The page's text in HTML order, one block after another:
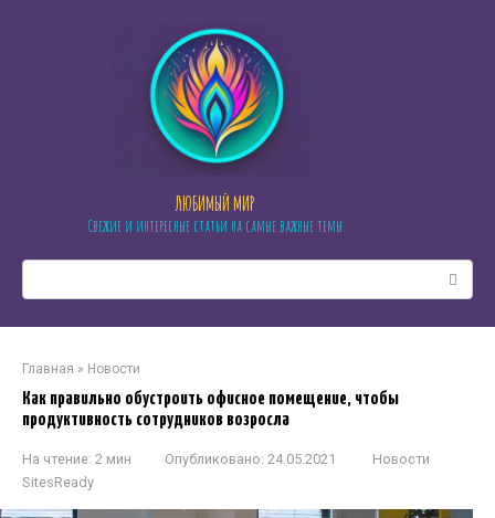
ЛЮБИМЫЙ МИР
Свежие и интересные статьи на самые важные темы
Главная » Новости
Как правильно обустроить офисное помещение, чтобы
продуктивность сотрудников возросла
На чтение: 2 мин Опубликовано: 24.05.2021
Новости
SitesReady